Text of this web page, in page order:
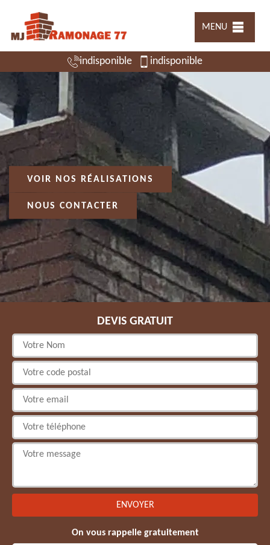
MENU
indisponible indisponible
VOIR NOS RÉALISATIONS
NOUS CONTACTER
DEVIS GRATUIT
On vous rappelle gratuitement